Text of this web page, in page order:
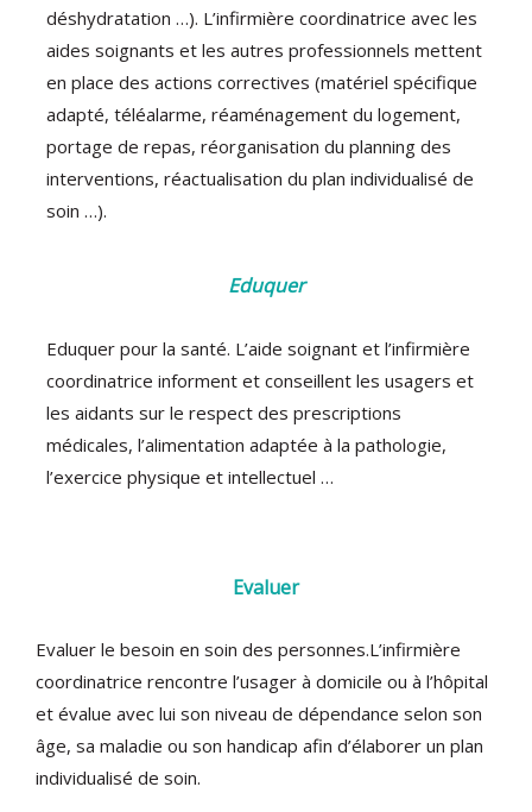
déshydratation …). L’infirmière coordinatrice avec les
aides soignants et les autres professionnels mettent
en place des actions correctives (matériel spécifique
adapté, téléalarme, réaménagement du logement,
portage de repas, réorganisation du planning des
interventions, réactualisation du plan individualisé de
soin …).
Eduquer
Eduquer pour la santé. L’aide soignant et l’infirmière
coordinatrice informent et conseillent les usagers et
les aidants sur le respect des prescriptions
médicales, l’alimentation adaptée à la pathologie,
l’exercice physique et intellectuel …
Evaluer
Evaluer le besoin en soin des personnes.L’infirmière
coordinatrice rencontre l’usager à domicile ou à l’hôpital
et évalue avec lui son niveau de dépendance selon son
âge, sa maladie ou son handicap afin d’élaborer un plan
individualisé de soin.